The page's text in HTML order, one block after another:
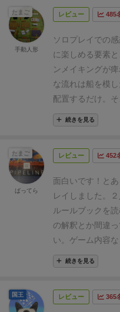
り、島の猫が増
す。青色のカード
に効果のあるも
果のあるものは
了時に公開します
果まで適用させ
猫が全て島から
オシャックス捕ま
というのはあん
ンの祝祭とかを
のでまた別ゲー
ムシステムは好
トゲー苦手なの
ムそのものは好
です、本当にデカ
の初耳でしたが。
レミア価格にな
で、中量パズル
アント ・同色猫
ンドごとの魚の
っと気になった
3分の２くらいし
めたい派として
されないところ
うと、手番でや
しては仕方ない
ームとしてはかな
くも遊べるのが良
してくれるとも
け。)⚫︎良い点タ
にはもってこい。
カードの選定に細
で埋め切れませ
ちになるかも。
てくるため、割
かり、猫の救出
ドラフトした7枚
するかが非常に悩
ず、ペナルティ
ためバランスが
いゲーム。 ボドゲ
ると思う。 やや
易ルールでのプ
て、これを基本
が20匹配布され
を購入してネコ
に場にある猫（
に配置することが
1色）あり、同色
ナス、ゲーム終
を獲得していかな
返しだが、カー
記されているも
バスケットを得
コ捕獲用にキー
まくやりくりす
セットおよびレ
埋められなかっ
を、ゲーム終了ま
再生産の要素は
レビュー 485
ソロプレイでの
に楽しめる要素
ンメイキングが
な流れは船を模
配置するだけ。
る方なら『テラフ
でカードを入手
レイ感はとても
るので迷いにくい
ゲーム中に引っ
ールぐらい整備
言語依存が高い
されているので
失点の要素も緩
と戦略性は高め
か？ 猫の救出を
続きを見る
たまご
手動人形
レビュー 452
面白いです！ と
レイしました。
ルールブックを
の解釈とか間違
い。 ゲーム内容
で、私は気にな
それは、カード
を入れて救出し
続きを見る
たまご
ばってら
レビュー 365
国王